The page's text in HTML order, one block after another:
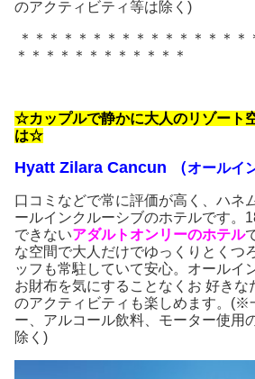
のアクティビティ等は除く)
＊＊＊＊＊＊＊＊＊＊＊＊＊＊＊＊
＊＊＊＊＊＊＊＊＊＊＊＊
☆カップルで静かに大人のリゾート
は☆
Hyatt Zilara Cancun （オールイ
口コミなどで常に評価が高く、ハネ
ールインクルーシブのホテルです。
できないアダルトオンリーのホテル
な空間で大人だけでゆっくりとくつ
ッフも常駐していて安心。オールイ
お財布を気にすることなくお 好きな
のアクティビティも楽しめます。(※
ー、アルコール飲料、モーター使用
除く)